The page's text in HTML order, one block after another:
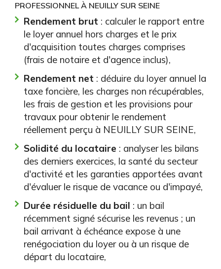
PROFESSIONNEL À NEUILLY SUR SEINE
Rendement brut : calculer le rapport entre
le loyer annuel hors charges et le prix
d'acquisition toutes charges comprises
(frais de notaire et d'agence inclus),
Rendement net : déduire du loyer annuel la
taxe foncière, les charges non récupérables,
les frais de gestion et les provisions pour
travaux pour obtenir le rendement
réellement perçu à NEUILLY SUR SEINE,
Solidité du locataire : analyser les bilans
des derniers exercices, la santé du secteur
d'activité et les garanties apportées avant
d'évaluer le risque de vacance ou d'impayé,
Durée résiduelle du bail : un bail
récemment signé sécurise les revenus ; un
bail arrivant à échéance expose à une
renégociation du loyer ou à un risque de
départ du locataire,